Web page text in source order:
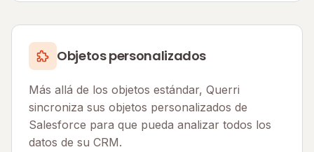
Objetos personalizados
Más allá de los objetos estándar, Querri
sincroniza sus objetos personalizados de
Salesforce para que pueda analizar todos los
datos de su CRM.